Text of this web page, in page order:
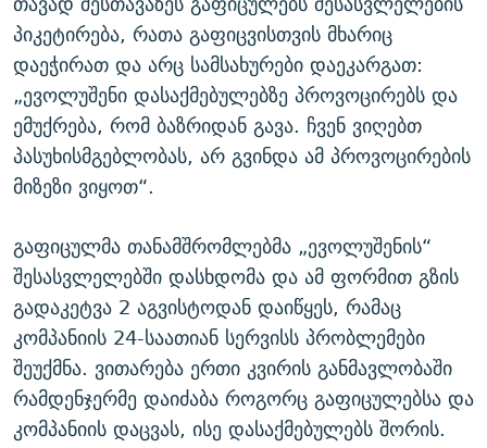
პიკეტირება, რათა გაფიცვისთვის მხარიც
დაეჭირათ და არც სამსახურები დაეკარგათ:
„ევოლუშენი დასაქმებულებზე პროვოცირებს და
ემუქრება, რომ ბაზრიდან გავა. ჩვენ ვიღებთ
პასუხისმგებლობას, არ გვინდა ამ პროვოცირების
მიზეზი ვიყოთ“.
გაფიცულმა თანამშრომლებმა „ევოლუშენის“
შესასვლელებში დასხდომა და ამ ფორმით გზის
გადაკეტვა 2 აგვისტოდან დაიწყეს, რამაც
კომპანიის 24-საათიან სერვისს პრობლემები
შეუქმნა. ვითარება ერთი კვირის განმავლობაში
რამდენჯერმე დაიძაბა როგორც გაფიცულებსა და
კომპანიის დაცვას, ისე დასაქმებულებს შორის.